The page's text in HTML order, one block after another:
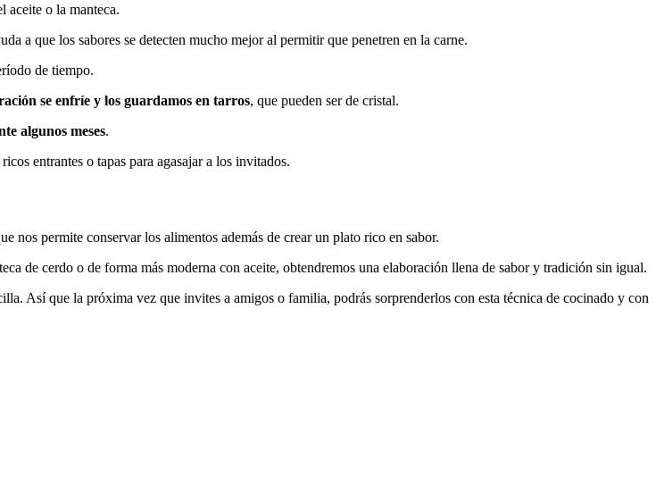
aceite o la manteca.
a que los sabores se detecten mucho mejor al permitir que penetren en la carne.
de tiempo.
se enfríe y los guardamos en tarros, que pueden ser de cristal.
algunos meses.
entrantes o tapas para agasajar a los invitados.
nos permite conservar los alimentos además de crear un plato rico en sabor.
de cerdo o de forma más moderna con aceite, obtendremos una elaboración llena de sabor y tradición sin igual.
Así que la próxima vez que invites a amigos o familia, podrás sorprenderlos con esta técnica de cocinado y con